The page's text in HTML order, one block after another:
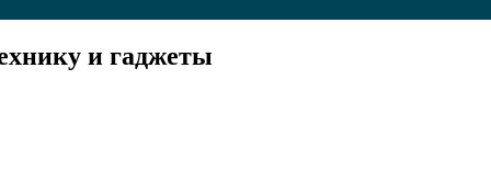
и гаджеты